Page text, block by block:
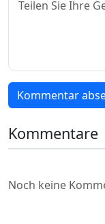
Kommentar
Kommentare
Noch keine